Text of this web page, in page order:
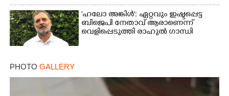
'ഹലോ അങ്കിൾ': ഏറ്റവും ഇഷ്ടപ്പെട്ട
ബിജെപി നേതാവ് ആരാണെന്ന്
വെളിപ്പെടുത്തി രാഹുൽ ഗാന്ധി
PHOTO GALLERY